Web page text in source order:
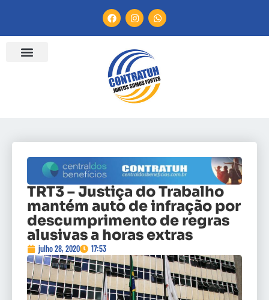
TRT3 – Justiça do Trabalho
mantém auto de infração por
descumprimento de regras
alusivas a horas extras
julho 28, 2020 17:53